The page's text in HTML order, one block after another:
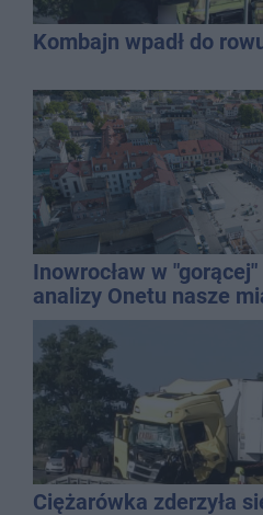
Kombajn wpadł do
Inowrocław w "gorącej"
analizy Onetu nasze
najbardziej narażonych
Ciężarówka zderzyła